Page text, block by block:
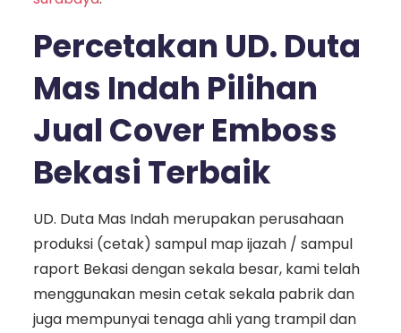
Percetakan UD. Duta
Mas Indah Pilihan
Jual Cover Emboss
Bekasi Terbaik
UD. Duta Mas Indah merupakan perusahaan
produksi (cetak) sampul map ijazah / sampul
raport Bekasi dengan sekala besar, kami telah
menggunakan mesin cetak sekala pabrik dan
juga mempunyai tenaga ahli yang trampil dan